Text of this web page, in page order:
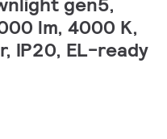
lm, 4000 K,
IP20, EL-ready